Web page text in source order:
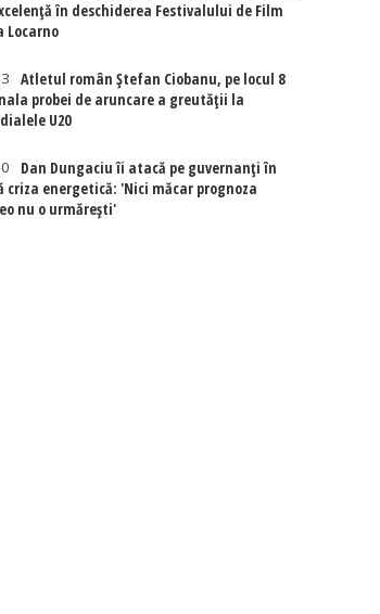
în deschiderea Festivalului de Film
Locarno
Atletul român Ștefan Ciobanu, pe locul 8
probei de aruncare a greutății la
U20
Dan Dungaciu îi atacă pe guvernanți în
criza energetică: 'Nici măcar prognoza
nu o urmărești'